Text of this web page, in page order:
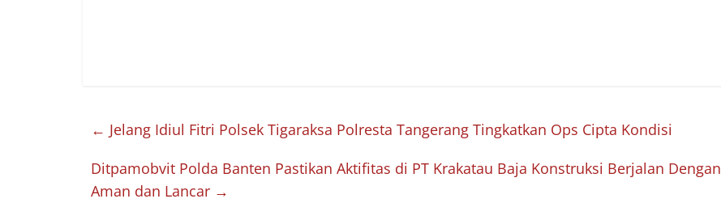
← Jelang Idiul Fitri Polsek Tigaraksa Polresta Tangerang Tingkatkan Ops Cipta Kondisi
Ditpamobvit Polda Banten Pastikan Aktifitas di PT Krakatau Baja Konstruksi Berjalan Dengan
Aman dan Lancar →